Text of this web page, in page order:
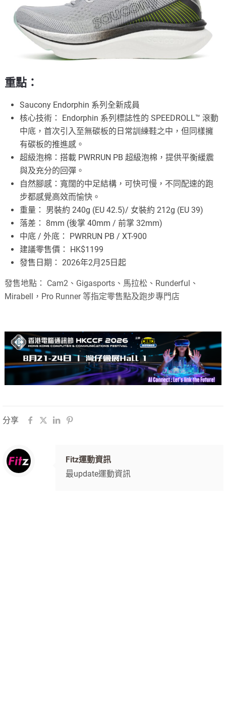
重點：
Saucony Endorphin 系列全新成員
核心技術： Endorphin 系列標誌性的 SPEEDROLL™ 滾動
中底，首次引入至無碳板的日常訓練鞋之中，但同樣擁
有碳板的推進感。
超級泡棉：搭載 PWRRUN PB 超級泡棉，提供平衡緩震
與及充分的回彈。
自然腳感：寬闊的中足結構，可快可慢，不同配速的跑
步都感覺高效而愉快。
重量： 男裝約 240g (EU 42.5)/ 女裝約 212g (EU 39)
落差： 8mm (後掌 40mm / 前掌 32mm)
中底 / 外底： PWRRUN PB / XT-900
建議零售價： HK$1199
發售日期： 2026年2月25日起
發售地點： Cam2、Gigasports、馬拉松、Runderful、
Mirabell，Pro Runner 等指定零售點及跑步專門店
分享
Fitz運動資訊
最update運動資訊